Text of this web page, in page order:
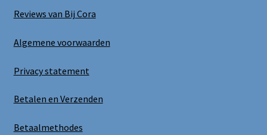
Reviews van Bij Cora
Algemene voorwaarden
Privacy statement
Betalen en Verzenden
Betaalmethodes